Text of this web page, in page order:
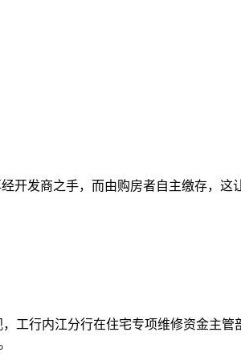
开发商之手，而由购房者自主缴存，
工行内江分行在住宅专项维修资金主